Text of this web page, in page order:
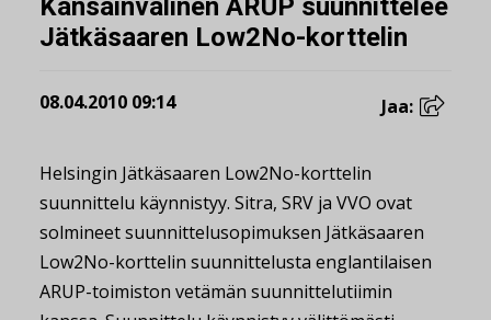
Kansainvälinen ARUP suunnittelee
Jätkäsaaren Low2No-korttelin
08.04.2010 09:14 Jaa:
Helsingin Jätkäsaaren Low2No-korttelin
suunnittelu käynnistyy. Sitra, SRV ja VVO ovat
solmineet suunnittelusopimuksen Jätkäsaaren
Low2No-korttelin suunnittelusta englantilaisen
ARUP-toimiston vetämän suunnittelutiimin